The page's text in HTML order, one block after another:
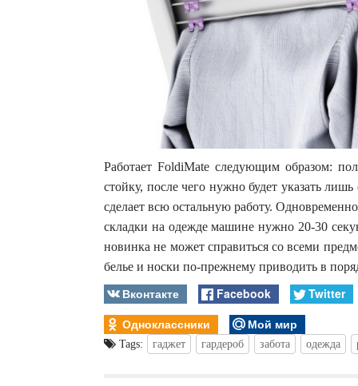
Работает FoldiMate следующим образом:
стойку, после чего нужно будет указать
сделает всю остальную работу.
складки на одежде машине нужно 20-30
новинка не может справиться со всеми
белье и носки по-прежнему приводить в
Вконтакте Facebook
Twitter
Одноклассники
Мой мир
Tags: гаджет гардероб забота одежда